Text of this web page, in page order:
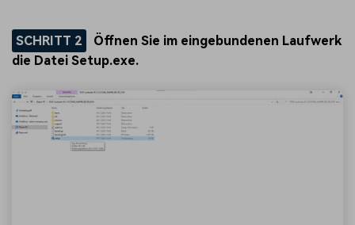
SCHRITT 2
Öffnen Sie im eingebundenen Laufwerk
die Datei Setup.exe.